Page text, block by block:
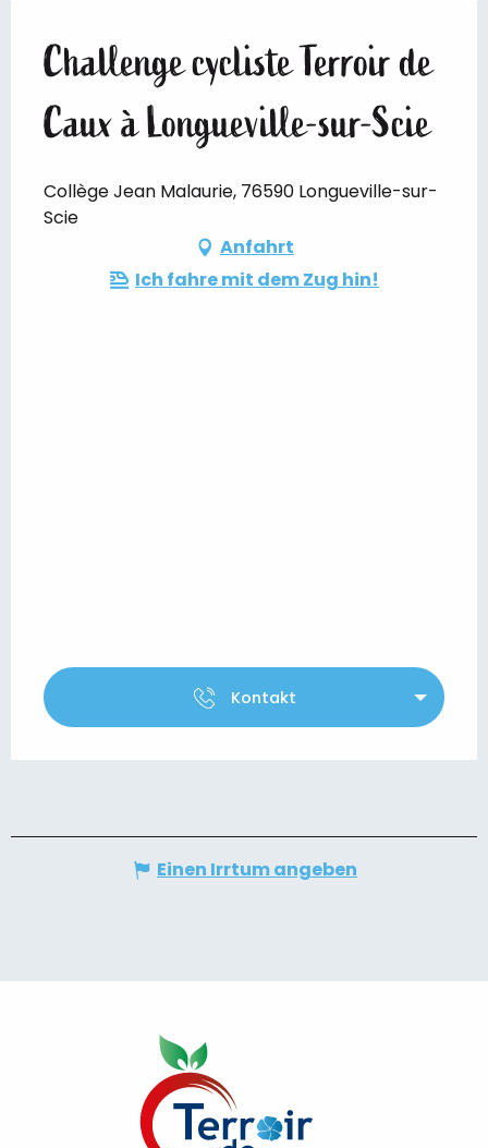
Challenge cycliste Terroir de
Caux à Longueville-sur-Scie
Collège Jean Malaurie, 76590 Longueville-sur-
Scie
Anfahrt
Ich fahre mit dem Zug hin!
Kontakt
Einen Irrtum angeben